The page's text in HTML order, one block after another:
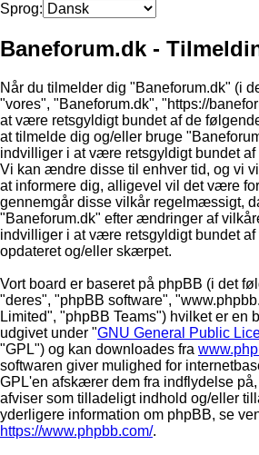
Sprog:
Baneforum.dk -
Når du tilmelder dig "Baneforum.dk" (i
"vores", "Baneforum.dk", "https://
at være retsgyldigt bundet af de
at tilmelde dig og/eller bruge
indvilliger i at være retsgyldigt bundet
Vi kan ændre disse til enhver tid, og vi
at informere dig, alligevel vil det være
gennemgår disse vilkår regelmæssigt,
"Baneforum.dk" efter ændringer af
indvilliger i at være retsgyldigt bundet af
opdateret og/eller skærpet.
Vort board er baseret på phpBB (i det
"deres", "phpBB software",
Limited", "phpBB Teams") hvilket er en
udgivet under "GNU General Public
"GPL") og kan downloades fra
softwaren giver mulighed for
GPL'en afskærer dem fra indflydelse
afviser som tilladeligt indhold og/eller
yderligere information om phpBB, se
https://www.phpbb.com/.